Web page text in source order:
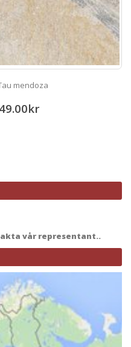
mendoza
kr
vår representant..